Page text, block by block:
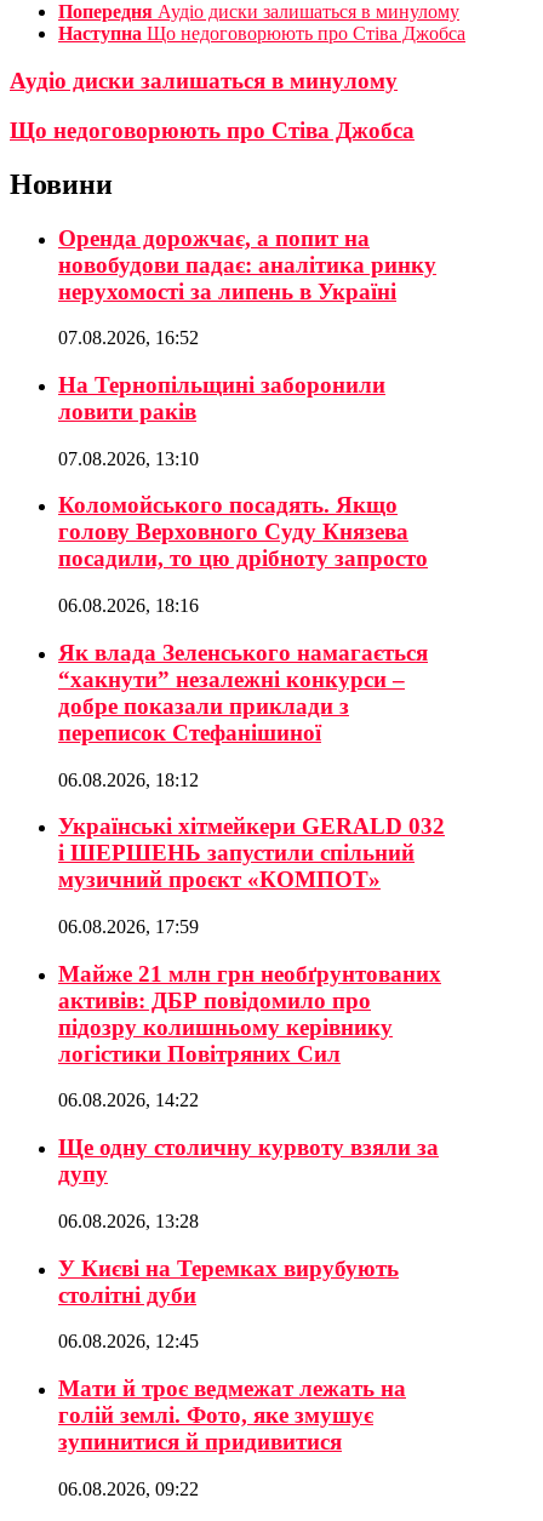
Попередня Аудіо диски залишаться в минулому
Наступна Що недоговорюють про Стіва Джобса
Аудіо диски залишаться в минулому
Що недоговорюють про Стіва Джобса
Новини
Оренда дорожчає, а попит на
новобудови падає: аналітика ринку
нерухомості за липень в Україні
07.08.2026, 16:52
На Тернопільщині заборонили
ловити раків
07.08.2026, 13:10
Коломойського посадять. Якщо
голову Верховного Суду Князева
посадили, то цю дрібноту запросто
06.08.2026, 18:16
Як влада Зеленського намагається
“хакнути” незалежні конкурси –
добре показали приклади з
переписок Стефанішиної
06.08.2026, 18:12
Українські хітмейкери GERALD 032
і ШЕРШЕНЬ запустили спільний
музичний проєкт «КОМПОТ»
06.08.2026, 17:59
Майже 21 млн грн необґрунтованих
активів: ДБР повідомило про
підозру колишньому керівнику
логістики Повітряних Сил
06.08.2026, 14:22
Ще одну столичну курвоту взяли за
дупу
06.08.2026, 13:28
У Києві на Теремках вирубують
столітні дуби
06.08.2026, 12:45
Мати й троє ведмежат лежать на
голій землі. Фото, яке змушує
зупинитися й придивитися
06.08.2026, 09:22